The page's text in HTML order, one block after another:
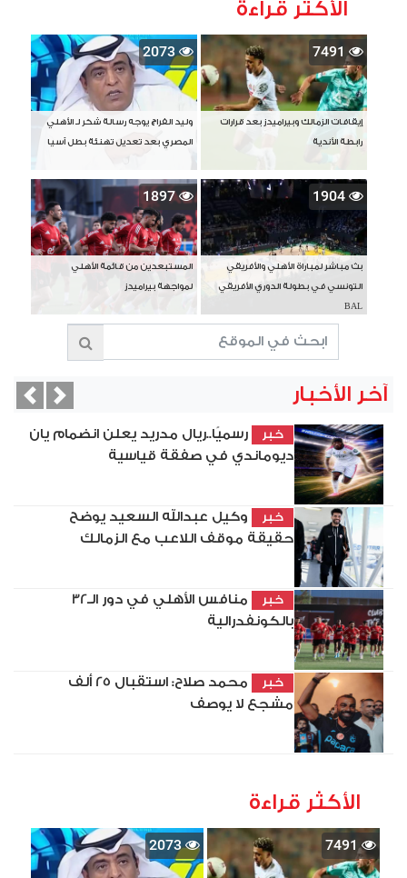
الأكثر قراءة
7491
إيقافات الزمالك وبيراميدز بعد قرارات
رابطة الأندية
2073
وليد الفراج يوجه رسالة شكر لـ الأهلي
المصري بعد تعديل تهنئة بطل آسيا
1904
بث مباشر لمباراة الأهلي والأفريقي
التونسي في بطولة الدوري الأفريقي
BAL
1897
المستبعدين من قائمة الأهلي
لمواجهة بيراميدز
آخر الأخبار
خبر
رسميًا..ريال مدريد يعلن انضمام يان
ديوماندي في صفقة قياسية
خبر
وكيل عبدالله السعيد يوضح
حقيقة موقف اللاعب مع الزمالك
خبر
منافس الأهلي في دور الـ32
بالكونفدرالية
خبر
محمد صلاح: استقبال 25 ألف
مشجع لا يوصف
Next
الأكثر قراءة
7491
2073